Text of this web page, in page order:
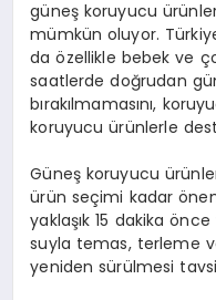
güneş koruyucu
mümkün oluyor.
da özellikle bebek ve
saatlerde doğrudan
bırakılmamasını,
koruyucu ürünlerle
Güneş koruyucu
ürün seçimi kadar
yaklaşık 15 dakika
suyla temas, terleme
yeniden sürülmesi